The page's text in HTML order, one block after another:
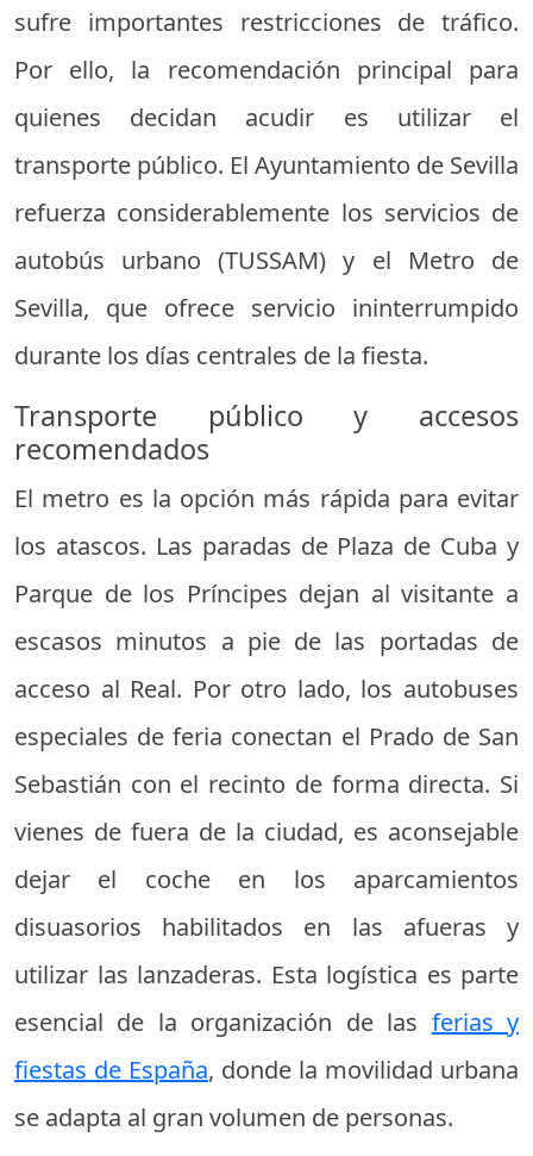
sufre importantes restricciones de tráfico.
Por ello, la recomendación principal para
quienes decidan acudir es utilizar el
transporte público. El Ayuntamiento de Sevilla
refuerza considerablemente los servicios de
autobús urbano (TUSSAM) y el Metro de
Sevilla, que ofrece servicio ininterrumpido
durante los días centrales de la fiesta.
Transporte público y accesos
recomendados
El metro es la opción más rápida para evitar
los atascos. Las paradas de Plaza de Cuba y
Parque de los Príncipes dejan al visitante a
escasos minutos a pie de las portadas de
acceso al Real. Por otro lado, los autobuses
especiales de feria conectan el Prado de San
Sebastián con el recinto de forma directa. Si
vienes de fuera de la ciudad, es aconsejable
dejar el coche en los aparcamientos
disuasorios habilitados en las afueras y
utilizar las lanzaderas. Esta logística es parte
esencial de la organización de las ferias y
fiestas de España, donde la movilidad urbana
se adapta al gran volumen de personas.